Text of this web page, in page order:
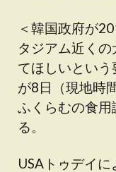
＜韓国政府が
タジアム近く
てほしいという
が8日（現地時
ふくらむの食
る。
USAトゥデイ